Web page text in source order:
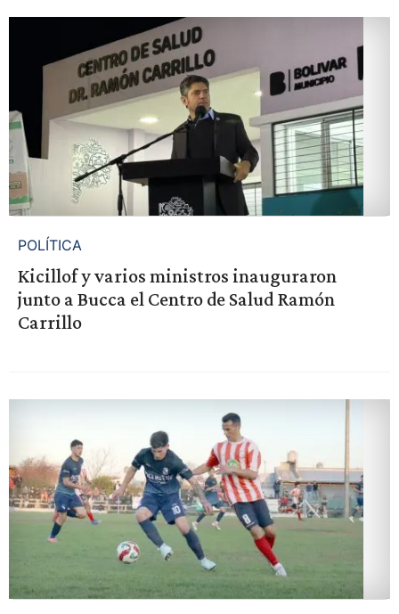
POLÍTICA
Kicillof y varios ministros inauguraron
junto a Bucca el Centro de Salud Ramón
Carrillo